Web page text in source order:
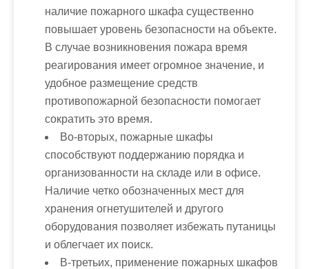
наличие пожарного шкафа существенно
повышает уровень безопасности на объекте.
В случае возникновения пожара время
реагирования имеет огромное значение, и
удобное размещение средств
противопожарной безопасности помогает
сократить это время.
Во-вторых, пожарные шкафы
способствуют поддержанию порядка и
организованности на складе или в офисе.
Наличие четко обозначенных мест для
хранения огнетушителей и другого
оборудования позволяет избежать путаницы
и облегчает их поиск.
В-третьих, применение пожарных шкафов